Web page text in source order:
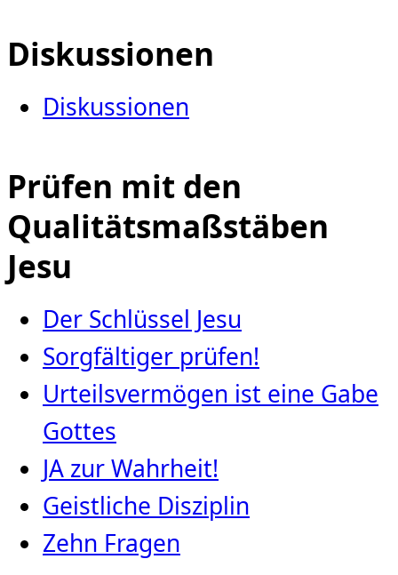
Diskussionen
Diskussionen
Prüfen mit den
Qualitätsmaßstäben
Jesu
Der Schlüssel Jesu
Sorgfältiger prüfen!
Urteilsvermögen ist eine Gabe
Gottes
JA zur Wahrheit!
Geistliche Disziplin
Zehn Fragen